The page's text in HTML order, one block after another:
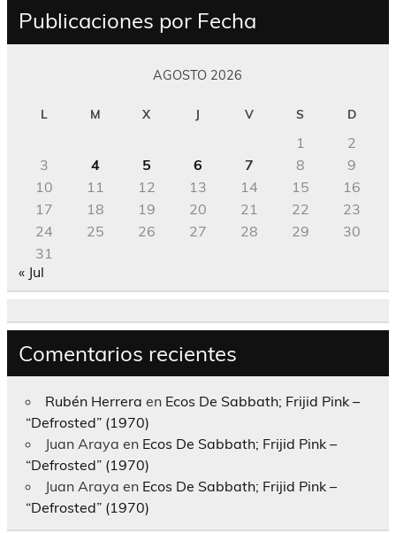
Publicaciones por Fecha
AGOSTO 2026
L M X J V S D
1
2
3
4 5 6 7 8
9
10
11 12 13 14 15
16
17
18 19 20 21 22
23
24
25 26 27 28 29
30
31
« Jul
Comentarios recientes
Rubén Herrera en Ecos De Sabbath; Frijid Pink –
“Defrosted” (1970)
Juan Araya en Ecos De Sabbath; Frijid Pink –
“Defrosted” (1970)
Juan Araya en Ecos De Sabbath; Frijid Pink –
“Defrosted” (1970)